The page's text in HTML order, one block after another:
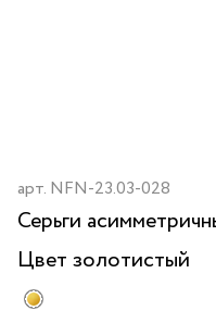
арт. NFN-23.03-028
Серьги
Цвет золотистый